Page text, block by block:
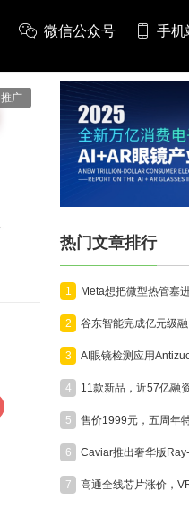
微信公众号 手机
推广
热门文章排行
1
2
3
4
5
6
7